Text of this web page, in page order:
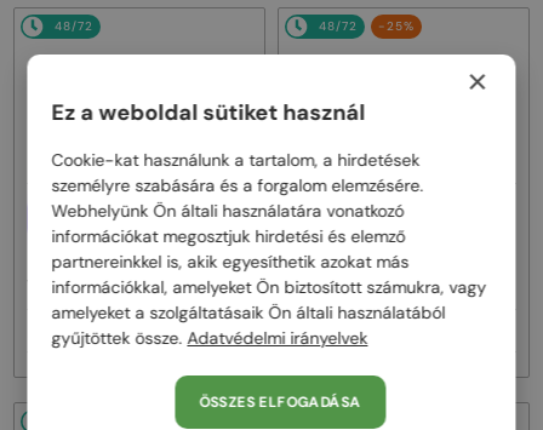
48/72
EGYFÓKUSZÚ LENCSÉVEL PLUSZ
Chopard—Optikai keretek
VCH379M - 0BLK - 54
81 000 Ft
48/72 -25%
Chopard—Napszemüvegek
SCH353M - 04GB - 54
100 000 Ft
-25%
×
Ez a weboldal sütiket használ
Cookie-kat használunk a tartalom, a hirdetések
személyre szabására és a forgalom elemzésére.
Webhelyünk Ön általi használatára vonatkozó
információkat megosztjuk hirdetési és elemző
partnereinkkel is, akik egyesíthetik azokat más
információkkal, amelyeket Ön biztosított számukra, vagy
amelyeket a szolgáltatásaik Ön általi használatából
gyűjtöttek össze. Adatvédelmi irányelvek
ÖSSZES ELFOGADÁSA